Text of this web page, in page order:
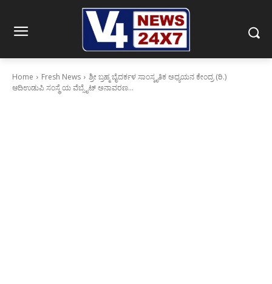
Home Fresh News
ಶ್ರೀ ಬ್ರಹ್ಮ ಬೈದರ್ಕಳ ಸಾಂಸ್ಕೃತಿಕ ಅಧ್ಯಯನ ಕೇಂದ್ರ (ರಿ.)
ಆದಿಉಡುಪಿ ಸಂಸ್ಥೆ ಯ ವೆಬ್ಸೈಟ್ ಅನಾವರಣ...